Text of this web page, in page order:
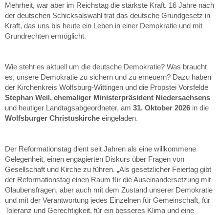
Mehrheit, war aber im Reichstag die stärkste Kraft. 16 Jahre nach
der deutschen Schicksalswahl trat das deutsche Grundgesetz in
Kraft, das uns bis heute ein Leben in einer Demokratie und mit
Grundrechten ermöglicht.
Wie steht es aktuell um die deutsche Demokratie? Was braucht
es, unsere Demokratie zu sichern und zu erneuern? Dazu haben
der Kirchenkreis Wolfsburg-Wittingen und die Propstei Vorsfelde
Stephan Weil, ehemaliger Ministerpräsident Niedersachsens
und heutiger Landtagsabgeordneter, am 31. Oktober 2026 in die
Wolfsburger Christuskirche eingeladen.
Der Reformationstag dient seit Jahren als eine willkommene
Gelegenheit, einen engagierten Diskurs über Fragen von
Gesellschaft und Kirche zu führen. „Als gesetzlicher Feiertag gibt
der Reformationstag einen Raum für die Auseinandersetzung mit
Glaubensfragen, aber auch mit dem Zustand unserer Demokratie
und mit der Verantwortung jedes Einzelnen für Gemeinschaft, für
Toleranz und Gerechtigkeit, für ein besseres Klima und eine